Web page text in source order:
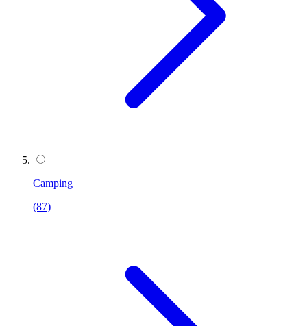
Camping
(87)